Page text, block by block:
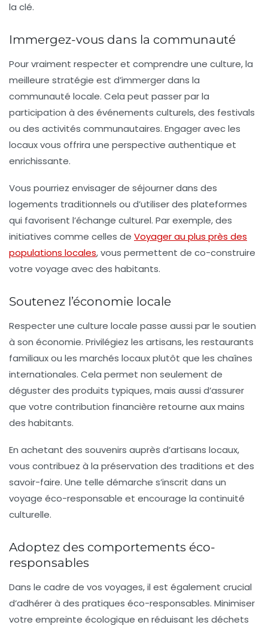
la clé.
Immergez-vous dans la communauté
Pour vraiment respecter et comprendre une culture, la
meilleure stratégie est d’immerger dans la
communauté locale. Cela peut passer par la
participation à des événements culturels, des festivals
ou des activités communautaires. Engager avec les
locaux vous offrira une perspective authentique et
enrichissante.
Vous pourriez envisager de séjourner dans des
logements traditionnels ou d’utiliser des plateformes
qui favorisent l’échange culturel. Par exemple, des
initiatives comme celles de Voyager au plus près des
populations locales, vous permettent de co-construire
votre voyage avec des habitants.
Soutenez l’économie locale
Respecter une culture locale passe aussi par le soutien
à son économie. Privilégiez les artisans, les restaurants
familiaux ou les marchés locaux plutôt que les chaînes
internationales. Cela permet non seulement de
déguster des produits typiques, mais aussi d’assurer
que votre contribution financière retourne aux mains
des habitants.
En achetant des souvenirs auprès d’artisans locaux,
vous contribuez à la préservation des traditions et des
savoir-faire. Une telle démarche s’inscrit dans un
voyage éco-responsable et encourage la continuité
culturelle.
Adoptez des comportements éco-
responsables
Dans le cadre de vos voyages, il est également crucial
d’adhérer à des pratiques éco-responsables. Minimiser
votre empreinte écologique en réduisant les déchets